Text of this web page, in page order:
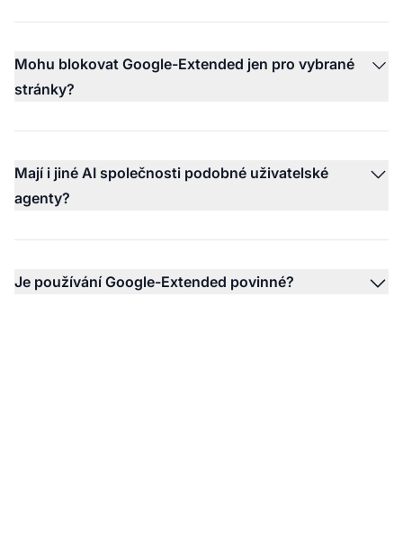
Mohu blokovat Google-Extended jen pro vybrané
stránky?
Mají i jiné AI společnosti podobné uživatelské
agenty?
Je používání Google-Extended povinné?